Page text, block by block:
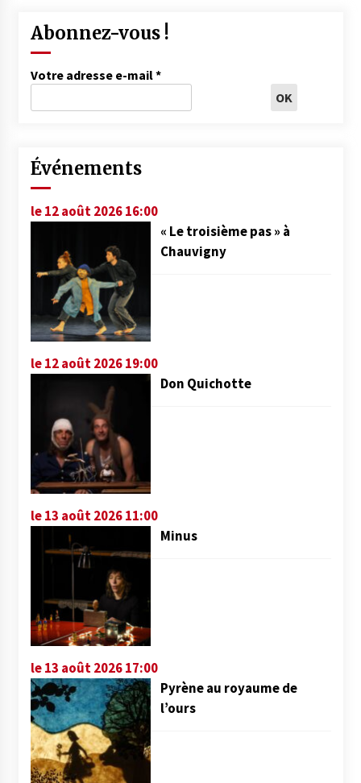
Abonnez-vous !
Votre adresse e-mail*
Événements
le 12 août 2026 16:00
« Le troisième pas » à
Chauvigny
le 12 août 2026 19:00
Don Quichotte
le 13 août 2026 11:00
Minus
le 13 août 2026 17:00
Pyrène au royaume de
l’ours